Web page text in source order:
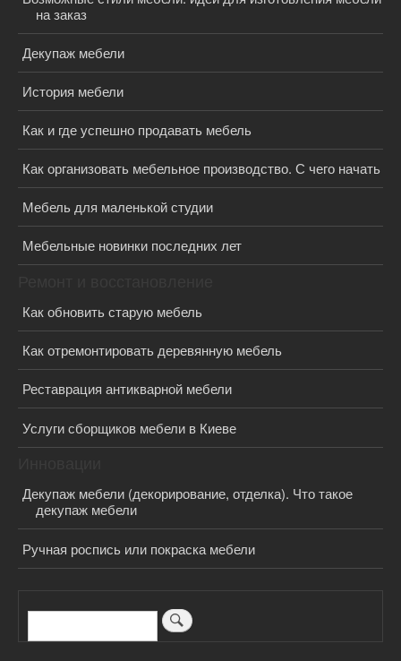
на заказ
Декупаж мебели
История мебели
Как и где успешно продавать мебель
Как организовать мебельное производство. С чего начать
Мебель для маленькой студии
Мебельные новинки последних лет
Как обновить старую мебель
Как отремонтировать деревянную мебель
Реставрация антикварной мебели
Услуги сборщиков мебели в Киеве
Декупаж мебели (декорирование, отделка). Что такое
декупаж мебели
Ручная роспись или покраска мебели
Поиск